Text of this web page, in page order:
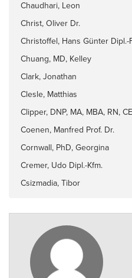
Chaudhari, Leon
Christ, Oliver Dr.
Christoffel, Hans Günter Dipl.-
Chuang, MD, Kelley
Clark, Jonathan
Clesle, Matthias
Clipper, DNP, MA, MBA, RN,
Coenen, Manfred Prof. Dr.
Cornwall, PhD, Georgina
Cremer, Udo Dipl.-Kfm.
Csizmadia, Tibor